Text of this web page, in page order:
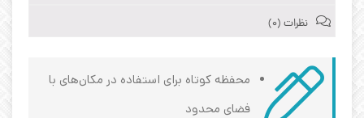
نظرات (0)
محفظه کوتاه برای استفاده در مکان‌های با
فضای محدود